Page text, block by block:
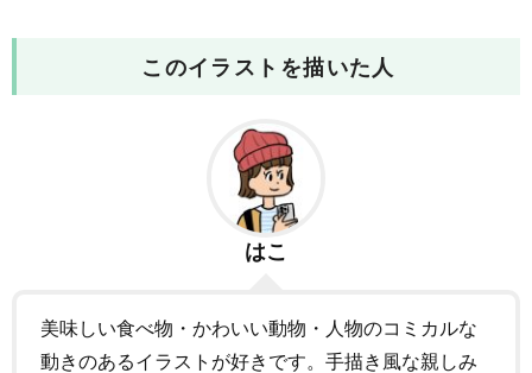
このイラストを描いた人
はこ
美味しい食べ物・かわいい動物・人物のコミカルな
動きのあるイラストが好きです。手描き風な親しみ